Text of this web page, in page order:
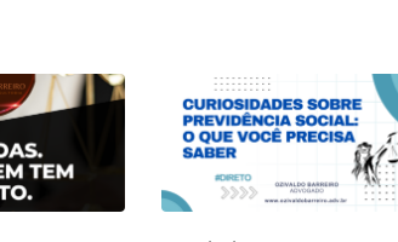
08/05/2023
REVISÃO DA VIDA
TODA: pontos
principais